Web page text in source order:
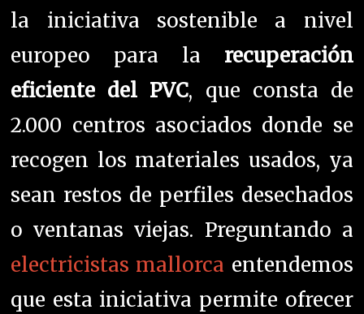
la iniciativa sostenible a nivel
europeo para la recuperación
eficiente del PVC, que consta de
2.000 centros asociados donde se
recogen los materiales usados, ya
sean restos de perfiles desechados
o ventanas viejas. Preguntando a
electricistas mallorca entendemos
que esta iniciativa permite ofrecer